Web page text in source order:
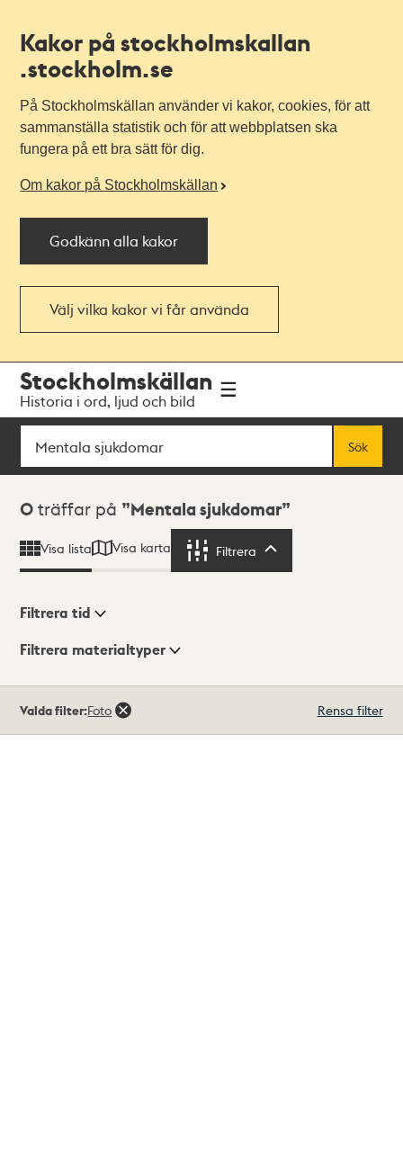
Kakor på stockholmskallan
.stockholm.se
På Stockholmskällan använder vi kakor, cookies, för att
sammanställa statistik och för att webbplatsen ska
fungera på ett bra sätt för dig.
Om kakor på Stockholmskällan
Godkänn alla kakor
Välj vilka kakor vi får använda
navigationen
huvudinnehållet
Stockholmskällan
Historia i ord, ljud och bild
Sök
Sök
Sökresultat
0 träffar på Mentala sjukdomar
Visa lista Visa karta Filtrera
Visningsläge
Filtrera tid
Filtrera materialtyper
träffar
Valda filter:Foto Rensa filter